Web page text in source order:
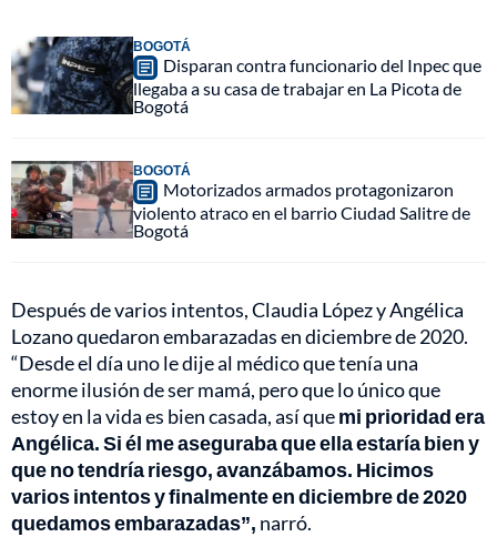
BOGOTÁ
Disparan contra funcionario del Inpec que
llegaba a su casa de trabajar en La Picota de
Bogotá
BOGOTÁ
Motorizados armados protagonizaron
violento atraco en el barrio Ciudad Salitre de
Bogotá
Después de varios intentos, Claudia López y Angélica
Lozano quedaron embarazadas en diciembre de 2020.
“Desde el día uno le dije al médico que tenía una
enorme ilusión de ser mamá, pero que lo único que
estoy en la vida es bien casada, así quemi prioridad era
Angélica. Si él me aseguraba que ella estaría bien y
que no tendría riesgo, avanzábamos. Hicimos
varios intentos y finalmente en diciembre de 2020
quedamos embarazadas”, narró.